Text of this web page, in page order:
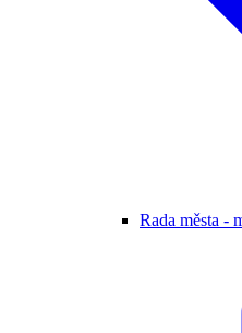
Rada města -